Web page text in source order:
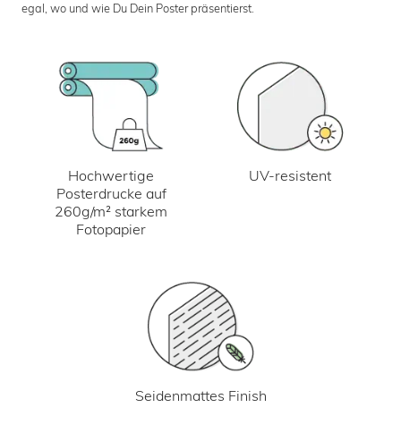
egal, wo und wie Du Dein Poster präsentierst.
Hochwertige
Posterdrucke auf
260g/m² starkem
Fotopapier
UV-resistent
Seidenmattes Finish